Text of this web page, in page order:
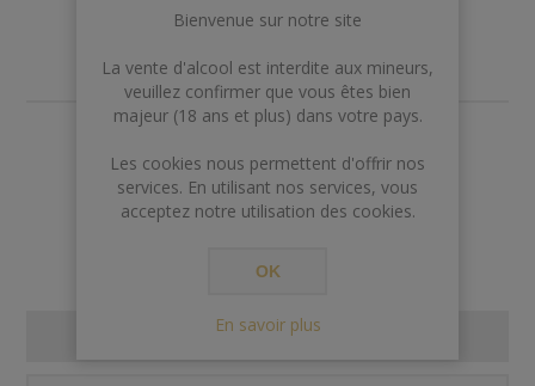
Marque: Combier
€0,00
Rupture de stock
SPECIFICATIONS
Bienvenue sur notre site
La vente d'alcool est interdite aux mineurs,
veuillez confirmer que vous êtes bien
majeur (18 ans et plus) dans votre pays.
Les cookies nous permettent d'offrir nos
services. En utilisant nos services, vous
acceptez notre utilisation des cookies.
OK
En savoir plus